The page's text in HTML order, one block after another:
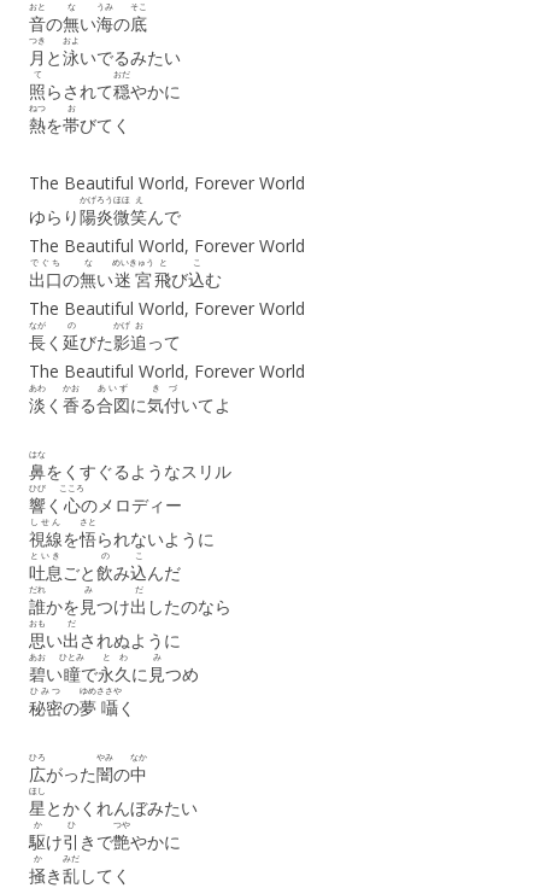
音
おと
の無
な
い海
うみ
の底
そこ
月
つき
と泳
およ
いでるみたい
照
て
らされて穏
おだ
やかに
熱
ねつ
を帯
お
びてく
The Beautiful World, Forever World
ゆらり陽炎
かげろう
微
ほほ
笑
え
んで
The Beautiful World, Forever World
出口
でぐち
の無
な
い迷宮
めいきゅう
飛
と
び込
こ
む
The Beautiful World, Forever World
長
なが
く 延
の
びた影
かげ
追
お
って
The Beautiful World, Forever World
淡
あわ
く 香
かお
る合図
あいず
に気
き
付
づ
いてよ
鼻
はな
をくすぐるようなスリル
響
ひび
く 心
こころ
のメロディー
視線
しせん
を悟
さと
られないように
吐息
といき
ごと飲
の
み込
こ
んだ
誰
だれ
かを 見
み
つけ出
だ
したのなら
思
おも
い出
だ
されぬように
碧
あお
い瞳
ひとみ
で永久
とわ
に 見
み
つめ
秘密
ひみつ
の夢
ゆめ
囁
ささや
く
広
ひろ
がった闇
やみ
の中
なか
星
ほし
とかくれんぼみたい
駆
か
け引
ひ
きで艶
つや
やかに
掻
か
き乱
みだ
してく